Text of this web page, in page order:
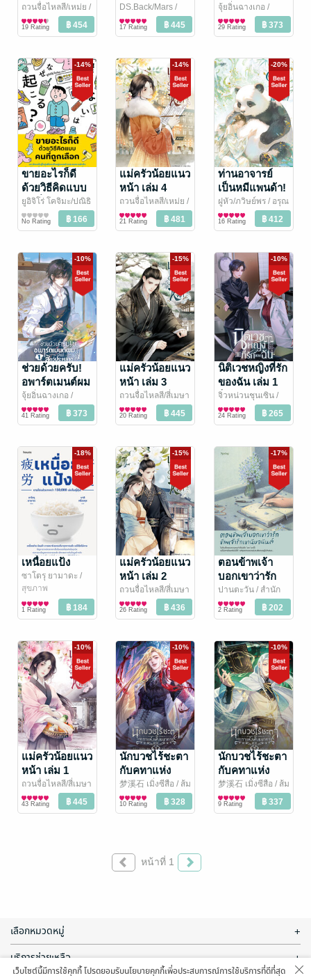
ถวนจื่อไหลสี/เหม่ย /
อรุณ
นิยายรักจีนโบราณ
19 Rating
Die 7)
DS.Back/Mars /
Peony Publishing
นิยายแฟนตาซี
17 Rating
มีแต่สัตว์
ประหลาด เล่ม 2
จุ้ยอิ่นฉางเกอ /
ศีตกาล/ Rose by
Amarin
นิยายวาย Boy
Love / Yaoi
29 Rating
-14%
ขายอะไรก็ดี
ด้วยวิธีคิดแบบ
คนที่ถูกเลือก
ยูอิจิโร่ โคจิมะ/ปณิธิ
บริสุทธิ์ แปล
/
Amarin How to
การตลาดและการ
บัญชี
No Rating
-14%
แม่ครัวน้อยแนว
หน้า เล่ม 4
ถวนจื่อไหลสี/เหม่ย /
อรุณ
นิยายรักจีนโบราณ
21 Rating
-20%
ท่านอาจารย์
เป็นหมีแพนด้า!
เล่ม 1
ฝูหัว/ภวิษย์พร/ อรุณ
นิยายรักจีนโบราณ
16 Rating
-10%
ช่วยด้วยครับ!
อพาร์ตเมนต์ผม
มีแต่สัตว์
ประหลาด เล่ม 1
จุ้ยอิ่นฉางเกอ /
ศีตกาล/ Rose by
Amarin
นิยายวาย Boy
Love / Yaoi
41 Rating
-15%
แม่ครัวน้อยแนว
หน้า เล่ม 3
ถวนจื่อไหลสี/สี่เมษา
/ อรุณ
นิยายรักจีนโบราณ
20 Rating
-10%
นิติเวชหญิงที่รัก
ของฉัน เล่ม 1
จิ๋วหน่วนชุนเซิน /
หมื่นพันอักษร/
Rose by Amarin
นิยาย Girl
Love/Yuri
24 Rating
-18%
เหนื่อยแป้ง
ซาโตรุ ยามาดะ /
มาลี ศรีวรกุล แปล
Amarin How to
สุขภาพ
1 Rating
-15%
แม่ครัวน้อยแนว
หน้า เล่ม 2
ถวนจื่อไหลสี/สี่เมษา
/ อรุณ
นิยายรักจีนโบราณ
26 Rating
-17%
ตอนข้าพเจ้า
บอกเขาว่ารัก
ข้าพเจ้ารักเขา
นับอนันต์
ปานตะวัน/ สำนัก
พิมพ์ Spring
ความรู้สึกดีๆ (Feel
Good)
2 Rating
-10%
แม่ครัวน้อยแนว
หน้า เล่ม 1
ถวนจื่อไหลสี/สี่เมษา
/ อรุณ
นิยายรักจีนโบราณ
43 Rating
-10%
นักบวชไร้ชะตา
กับคทาแห่ง
พันธนาการ เล่ม
3
梦溪石 เมิ่งซีสือ / ส้ม
จี๊ด/ Rose by
Amarin
นิยายวาย Boy
Love / Yaoi
10 Rating
-10%
นักบวชไร้ชะตา
กับคทาแห่ง
พันธนาการ เล่ม
2
梦溪石 เมิ่งซีสือ / ส้ม
จี๊ด/ Rose by
Amarin
นิยายวาย Boy
Love / Yaoi
9 Rating
หน้าที่ 1
เลือกหมวดหมู่ +
บริการช่วยเหลือ +
เว็บไซต์นี้มีการใช้คุกกี้ โปรดยอมรับนโยบายคุกกี้เพื่อประสบการณ์การใช้บริการที่ดีที่สุด